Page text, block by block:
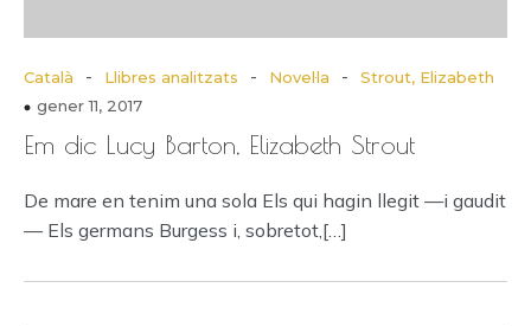
Català - Llibres analitzats - Novel·la -
Strout, Elizabeth
gener 11, 2017
Em dic Lucy Barton, Elizabeth Strout
De mare en tenim una sola Els qui hagin llegit —i gaudit
— Els germans Burgess i, sobretot,[…]